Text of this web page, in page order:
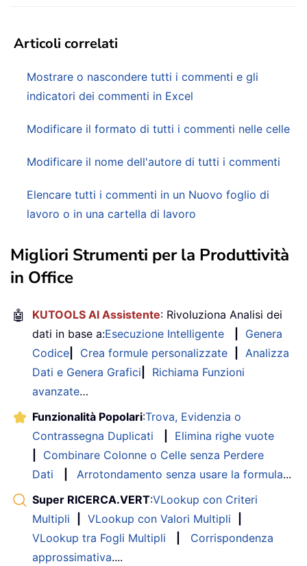
Articoli correlati
Mostrare o nascondere tutti i commenti e gli
indicatori dei commenti in Excel
Modificare il formato di tutti i commenti nelle celle
Modificare il nome dell'autore di tutti i commenti
Elencare tutti i commenti in un Nuovo foglio di
lavoro o in una cartella di lavoro
Migliori Strumenti per la Produttività
in Office
🤖 KUTOOLS AI Assistente: Rivoluziona Analisi dei
dati in base a:Esecuzione Intelligente
Genera
Codice
Crea formule personalizzate
Analizza
Dati e Genera Grafici
Richiama Funzioni
avanzate…
Funzionalità Popolari:Trova, Evidenzia o
Contrassegna Duplicati
Elimina righe vuote
Combinare Colonne o Celle senza Perdere
Dati
Arrotondamento senza usare la formula...
Super RICERCA.VERT:VLookup con Criteri
Multipli
VLookup con Valori Multipli
VLookup tra Fogli Multipli
Corrispondenza
approssimativa....